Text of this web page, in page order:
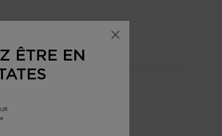
ÊTRE EN